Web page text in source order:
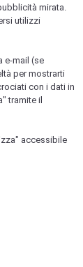
mirata.
utilizzi
e-mail (se
per mostrarti
con i dati in
tramite il
accessibile